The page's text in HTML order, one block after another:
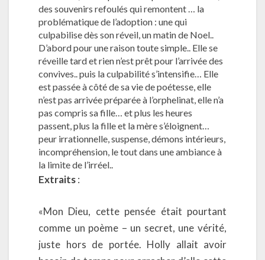
des souvenirs refoulés qui remontent … la
problématique de l’adoption : une qui
culpabilise dès son réveil, un matin de Noel..
D’abord pour une raison toute simple.. Elle se
réveille tard et rien n’est prêt pour l’arrivée des
convives.. puis la culpabilité s’intensifie… Elle
est passée à côté de sa vie de poétesse, elle
n’est pas arrivée préparée à l’orphelinat, elle n’a
pas compris sa fille… et plus les heures
passent, plus la fille et la mère s’éloignent…
peur irrationnelle, suspense, démons intérieurs,
incompréhension, le tout dans une ambiance à
la limite de l’irréel..
Extraits:
«Mon Dieu, cette pensée était pourtant
comme un poème – un secret, une vérité,
juste hors de portée. Holly allait avoir